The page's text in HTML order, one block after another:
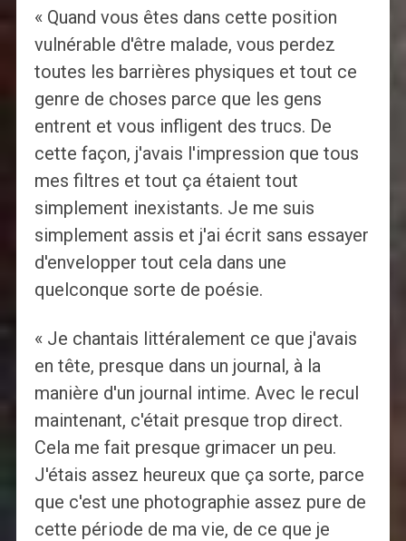
« Quand vous êtes dans cette position
vulnérable d'être malade, vous perdez
toutes les barrières physiques et tout ce
genre de choses parce que les gens
entrent et vous infligent des trucs. De
cette façon, j'avais l'impression que tous
mes filtres et tout ça étaient tout
simplement inexistants. Je me suis
simplement assis et j'ai écrit sans essayer
d'envelopper tout cela dans une
quelconque sorte de poésie.
« Je chantais littéralement ce que j'avais
en tête, presque dans un journal, à la
manière d'un journal intime. Avec le recul
maintenant, c'était presque trop direct.
Cela me fait presque grimacer un peu.
J'étais assez heureux que ça sorte, parce
que c'est une photographie assez pure de
cette période de ma vie, de ce que je